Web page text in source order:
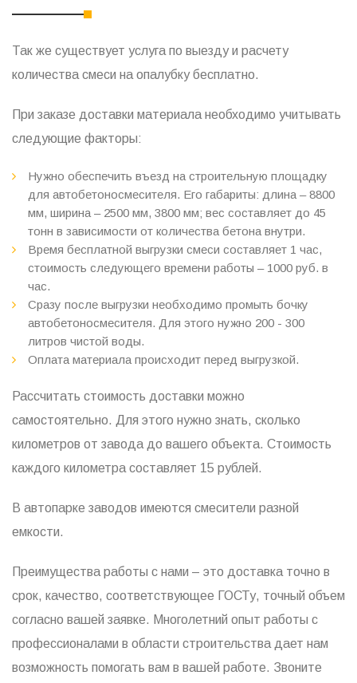
Так же существует услуга по выезду и расчету
количества смеси на опалубку бесплатно.
При заказе доставки материала необходимо учитывать
следующие факторы:
Нужно обеспечить въезд на строительную площадку
для автобетоносмесителя. Его габариты: длина – 8800
мм, ширина – 2500 мм, 3800 мм; вес составляет до 45
тонн в зависимости от количества бетона внутри.
Время бесплатной выгрузки смеси составляет 1 час,
стоимость следующего времени работы – 1000 руб. в
час.
Сразу после выгрузки необходимо промыть бочку
автобетоносмесителя. Для этого нужно 200 - 300
литров чистой воды.
Оплата материала происходит перед выгрузкой.
Рассчитать стоимость доставки можно
самостоятельно. Для этого нужно знать, сколько
километров от завода до вашего объекта. Стоимость
каждого километра составляет 15 рублей.
В автопарке заводов имеются смесители разной
емкости.
Преимущества работы с нами – это доставка точно в
срок, качество, соответствующее ГОСТу, точный объем
согласно вашей заявке. Многолетний опыт работы с
профессионалами в области строительства дает нам
возможность помогать вам в вашей работе. Звоните